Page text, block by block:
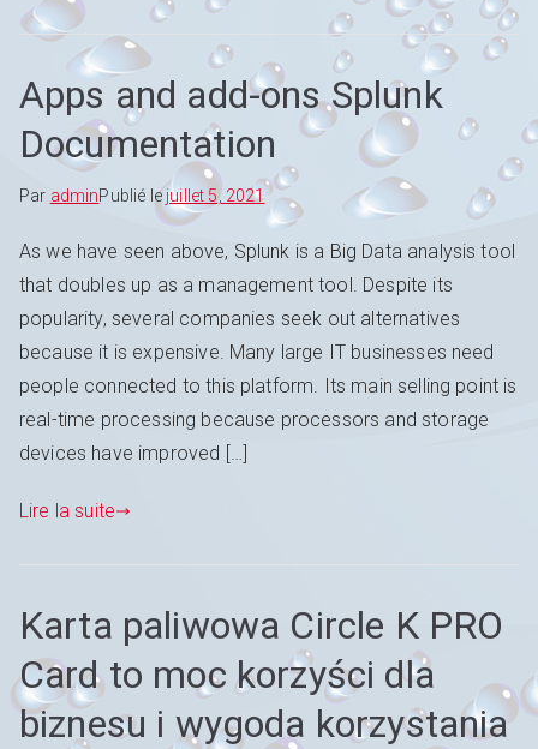
Apps and add-ons Splunk
Documentation
Par adminPublié le juillet 5, 2021
As we have seen above, Splunk is a Big Data analysis tool
that doubles up as a management tool. Despite its
popularity, several companies seek out alternatives
because it is expensive. Many large IT businesses need
people connected to this platform. Its main selling point is
real-time processing because processors and storage
devices have improved […]
Lire la suite
Karta paliwowa Circle K PRO
Card to moc korzyści dla
biznesu i wygoda korzystania